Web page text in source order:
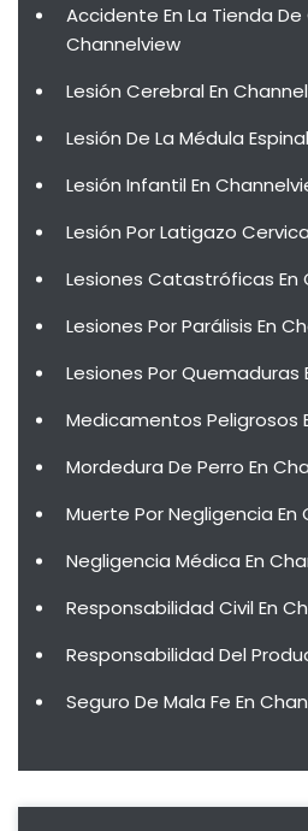
Accidente En La Tienda
Channelview
Lesión Cerebral En
Lesión De La Médula
Lesión Infantil En
Lesión Por Latigazo
Lesiones Catastróficas En
Lesiones Por Parálisis En
Lesiones Por Quemaduras
Medicamentos Peligrosos
Mordedura De Perro En
Muerte Por Negligencia En
Negligencia Médica En
Responsabilidad Civil En
Responsabilidad Del
Seguro De Mala Fe En